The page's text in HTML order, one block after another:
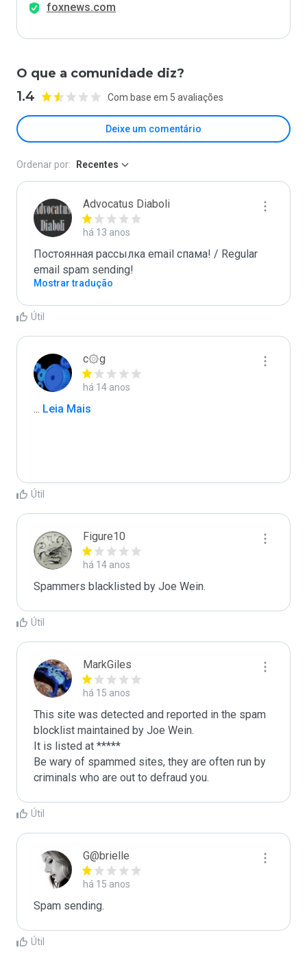
foxnews.com
O que a comunidade diz?
1.4 Com base em 5 avaliações
Deixe um comentário
Ordenar por: Recentes
Advocatus Diaboli
há 13 anos
Постоянная рассылка email спама! / Regular
email spam sending!
Mostrar tradução
Útil
c۞g
há 14 anos
... Leia Mais
Útil
Figure10
há 14 anos
Spammers blacklisted by Joe Wein.
Útil
MarkGiles
há 15 anos
This site was detected and reported in the spam
blocklist maintained by Joe Wein.
It is listed at *****
Be wary of spammed sites, they are often run by
criminals who are out to defraud you.
Útil
G@brielle
há 15 anos
Spam sending.
Útil